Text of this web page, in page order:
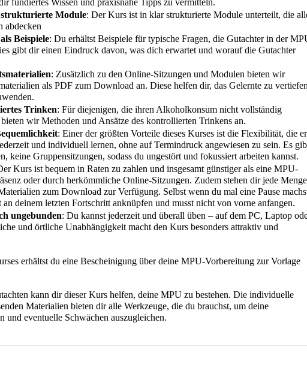
fundiertes Wissen und praxisnahe Tipps zu vermitteln.
strukturierte Module: Der Kurs ist in klar strukturierte Module unterteilt, die
abdecken
Beispiele: Du erhältst Beispiele für typische Fragen, die Gutachter in der
gibt dir einen Eindruck davon, was dich erwartet und worauf die Gutachter
: Zusätzlich zu den Online-Sitzungen und Modulen bieten wir
als PDF zum Download an. Diese helfen dir, das Gelernte zu vertiefen
Trinken: Für diejenigen, die ihren Alkoholkonsum nicht vollständig
wir Methoden und Ansätze des kontrollierten Trinkens an.
: Einer der größten Vorteile dieses Kurses ist die Flexibilität, die er
und individuell lernen, ohne auf Termindruck angewiesen zu sein. Es
keine Gruppensitzungen, sodass du ungestört und fokussiert arbeiten kannst.
Kurs ist bequem in Raten zu zahlen und insgesamt günstiger als eine MPU-
oder durch herkömmliche Online-Sitzungen. Zudem stehen dir jede Menge
zum Download zur Verfügung. Selbst wenn du mal eine Pause
an deinem letzten Fortschritt anknüpfen und musst nicht von vorne anfangen.
ungebunden: Du kannst jederzeit und überall üben – auf dem PC, Laptop
und örtliche Unabhängigkeit macht den Kurs besonders attraktiv und
erhältst du eine Bescheinigung über deine MPU-Vorbereitung zur Vorlage
kann dir dieser Kurs helfen, deine MPU zu bestehen. Die individuelle
Materialien bieten dir alle Werkzeuge, die du brauchst, um deine
und eventuelle Schwächen auszugleichen.